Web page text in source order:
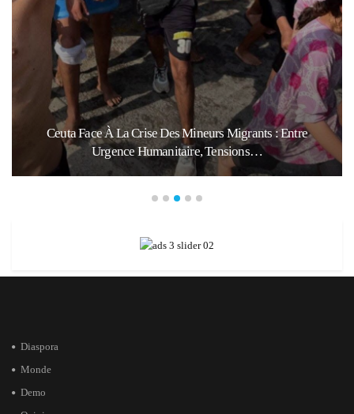
Ceuta Face À La Crise Des Mineurs Migrants : Entre
Urgence Humanitaire, Tensions…
Diaspora
Monde
Demo